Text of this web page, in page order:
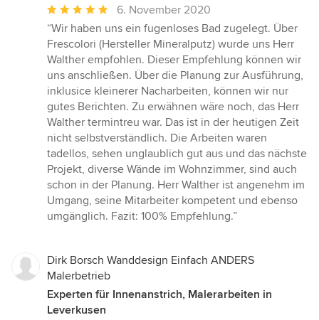
Durchschnittliche
Bewertung:
5
von
5
Sternen
6. November 2020
“Wir haben uns ein fugenloses Bad zugelegt. Über
Frescolori (Hersteller Mineralputz) wurde uns Herr
Walther empfohlen. Dieser Empfehlung können wir
uns anschließen. Über die Planung zur Ausführung,
inklusice kleinerer Nacharbeiten, können wir nur
gutes Berichten. Zu erwähnen wäre noch, das Herr
Walther termintreu war. Das ist in der heutigen Zeit
nicht selbstverständlich. Die Arbeiten waren
tadellos, sehen unglaublich gut aus und das nächste
Projekt, diverse Wände im Wohnzimmer, sind auch
schon in der Planung. Herr Walther ist angenehm im
Umgang, seine Mitarbeiter kompetent und ebenso
umgänglich. Fazit: 100% Empfehlung.”
Dirk Borsch Wanddesign Einfach ANDERS
Malerbetrieb
Experten für Innenanstrich, Malerarbeiten in
Leverkusen